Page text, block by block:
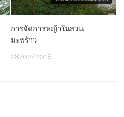
การจัดการหญ้าในสวน
มะพร้าว
28/02/2018